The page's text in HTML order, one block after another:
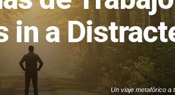
Un viaje metafórico a
in a